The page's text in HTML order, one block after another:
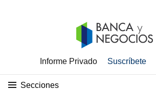
Informe Privado Suscríbete
Secciones